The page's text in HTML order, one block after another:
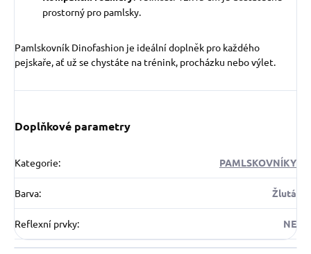
prostorný pro pamlsky.
Pamlskovník Dinofashion je ideální doplněk pro každého
pejskaře, ať už se chystáte na trénink, procházku nebo výlet.
Doplňkové parametry
Kategorie: PAMLSKOVNÍKY
Barva: Žlutá
Reflexní prvky: NE